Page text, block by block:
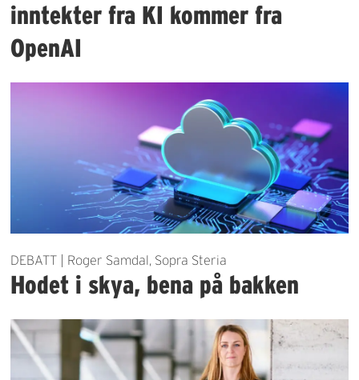
inntekter fra KI kommer fra
OpenAI
DEBATT | Roger Samdal, Sopra Steria
Hodet i skya, bena på bakken